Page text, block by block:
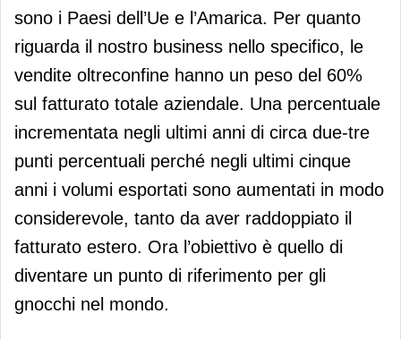
sono i Paesi dell’Ue e l’Amarica. Per quanto
riguarda il nostro business nello specifico, le
vendite oltreconfine hanno un peso del 60%
sul fatturato totale aziendale. Una percentuale
incrementata negli ultimi anni di circa due-tre
punti percentuali perché negli ultimi cinque
anni i volumi esportati sono aumentati in modo
considerevole, tanto da aver raddoppiato il
fatturato estero. Ora l’obiettivo è quello di
diventare un punto di riferimento per gli
gnocchi nel mondo.